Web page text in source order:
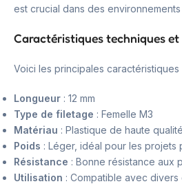
est crucial dans des environnements
Caractéristiques techniques
Voici les principales caractéristiques
Longueur : 12 mm
Type de filetage : Femelle M3
Matériau : Plastique de haute qualité
Poids : Léger, idéal pour les projets
Résistance : Bonne résistance aux
Utilisation : Compatible avec divers